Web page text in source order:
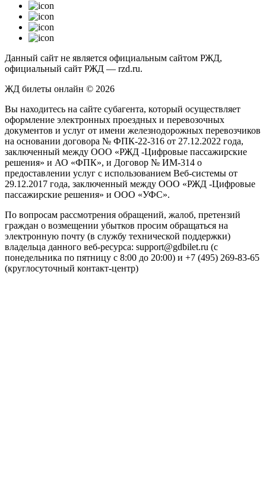
Данный сайт не является официальным сайтом РЖД,
официальный сайт РЖД — rzd.ru.
ЖД билеты онлайн © 2026
Вы находитесь на сайте субагента, который осуществляет
оформление электронных проездных и перевозочных
документов и услуг от имени железнодорожных перевозчиков
на основании договора № ФПК-22-316 от 27.12.2022 года,
заключенный между ООО «РЖД -Цифровые пассажирские
решения» и АО «ФПК», и Договор № ИМ-314 о
предоставлении услуг с использованием Веб-системы от
29.12.2017 года, заключенный между ООО «РЖД -Цифровые
пассажирские решения» и ООО «УФС».
По вопросам рассмотрения обращений, жалоб, претензий
граждан о возмещении убытков просим обращаться на
электронную почту (в службу технической поддержки)
владельца данного веб-ресурса: support@gdbilet.ru (с
понедельника по пятницу с 8:00 до 20:00) и +7 (495) 269-83-65
(круглосуточный контакт-центр)